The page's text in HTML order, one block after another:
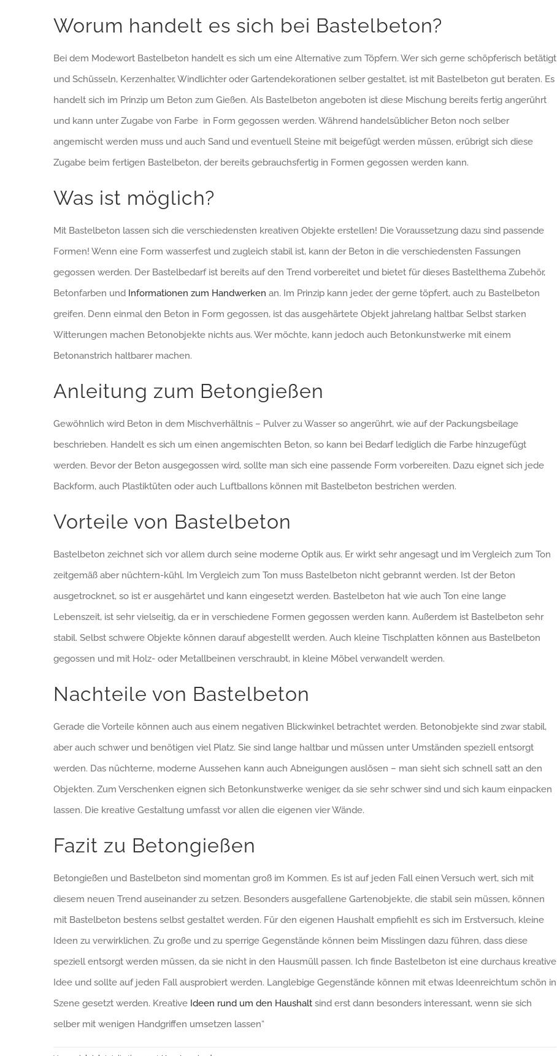
Worum handelt es sich bei Bastelbeton?
Bei dem Modewort Bastelbeton handelt es sich um eine Alternative zum Töpfern. Wer sich gerne schöpferisch betätigt
und Schüsseln, Kerzenhalter, Windlichter oder Gartendekorationen selber gestaltet, ist mit Bastelbeton gut beraten. Es
handelt sich im Prinzip um Beton zum Gießen. Als Bastelbeton angeboten ist diese Mischung bereits fertig angerührt
und kann unter Zugabe von Farbe in Form gegossen werden. Während handelsüblicher Beton noch selber
angemischt werden muss und auch Sand und eventuell Steine mit beigefügt werden müssen, erübrigt sich diese
Zugabe beim fertigen Bastelbeton, der bereits gebrauchsfertig in Formen gegossen werden kann.
Was ist möglich?
Mit Bastelbeton lassen sich die verschiedensten kreativen Objekte erstellen! Die Voraussetzung dazu sind passende
Formen! Wenn eine Form wasserfest und zugleich stabil ist, kann der Beton in die verschiedensten Fassungen
gegossen werden. Der Bastelbedarf ist bereits auf den Trend vorbereitet und bietet für dieses Bastelthema Zubehör,
Betonfarben und Informationen zum Handwerken an. Im Prinzip kann jeder, der gerne töpfert, auch zu Bastelbeton
greifen. Denn einmal den Beton in Form gegossen, ist das ausgehärtete Objekt jahrelang haltbar. Selbst starken
Witterungen machen Betonobjekte nichts aus. Wer möchte, kann jedoch auch Betonkunstwerke mit einem
Betonanstrich haltbarer machen.
Anleitung zum Betongießen
Gewöhnlich wird Beton in dem Mischverhältnis – Pulver zu Wasser so angerührt, wie auf der Packungsbeilage
beschrieben. Handelt es sich um einen angemischten Beton, so kann bei Bedarf lediglich die Farbe hinzugefügt
werden. Bevor der Beton ausgegossen wird, sollte man sich eine passende Form vorbereiten. Dazu eignet sich jede
Backform, auch Plastiktüten oder auch Luftballons können mit Bastelbeton bestrichen werden.
Vorteile von Bastelbeton
Bastelbeton zeichnet sich vor allem durch seine moderne Optik aus. Er wirkt sehr angesagt und im Vergleich zum Ton
zeitgemäß aber nüchtern-kühl. Im Vergleich zum Ton muss Bastelbeton nicht gebrannt werden. Ist der Beton
ausgetrocknet, so ist er ausgehärtet und kann eingesetzt werden. Bastelbeton hat wie auch Ton eine lange
Lebenszeit, ist sehr vielseitig, da er in verschiedene Formen gegossen werden kann. Außerdem ist Bastelbeton sehr
stabil. Selbst schwere Objekte können darauf abgestellt werden. Auch kleine Tischplatten können aus Bastelbeton
gegossen und mit Holz- oder Metallbeinen verschraubt, in kleine Möbel verwandelt werden.
Nachteile von Bastelbeton
Gerade die Vorteile können auch aus einem negativen Blickwinkel betrachtet werden. Betonobjekte sind zwar stabil,
aber auch schwer und benötigen viel Platz. Sie sind lange haltbar und müssen unter Umständen speziell entsorgt
werden. Das nüchterne, moderne Aussehen kann auch Abneigungen auslösen – man sieht sich schnell satt an den
Objekten. Zum Verschenken eignen sich Betonkunstwerke weniger, da sie sehr schwer sind und sich kaum einpacken
lassen. Die kreative Gestaltung umfasst vor allen die eigenen vier Wände.
Fazit zu Betongießen
Betongießen und Bastelbeton sind momentan groß im Kommen. Es ist auf jeden Fall einen Versuch wert, sich mit
diesem neuen Trend auseinander zu setzen. Besonders ausgefallene Gartenobjekte, die stabil sein müssen, können
mit Bastelbeton bestens selbst gestaltet werden. Für den eigenen Haushalt empfiehlt es sich im Erstversuch, kleine
Ideen zu verwirklichen. Zu große und zu sperrige Gegenstände können beim Misslingen dazu führen, dass diese
speziell entsorgt werden müssen, da sie nicht in den Hausmüll passen. Ich finde Bastelbeton ist eine durchaus kreative
Idee und sollte auf jeden Fall ausprobiert werden. Langlebige Gegenstände können mit etwas Ideenreichtum schön in
Szene gesetzt werden. Kreative Ideen rund um den Haushalt sind erst dann besonders interessant, wenn sie sich
selber mit wenigen Handgriffen umsetzen lassen“